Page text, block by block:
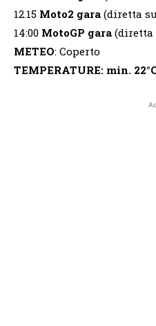
12.15 Moto2 gara (diretta
14:00 MotoGP gara (diretta
METEO: Coperto
TEMPERATURE: min.